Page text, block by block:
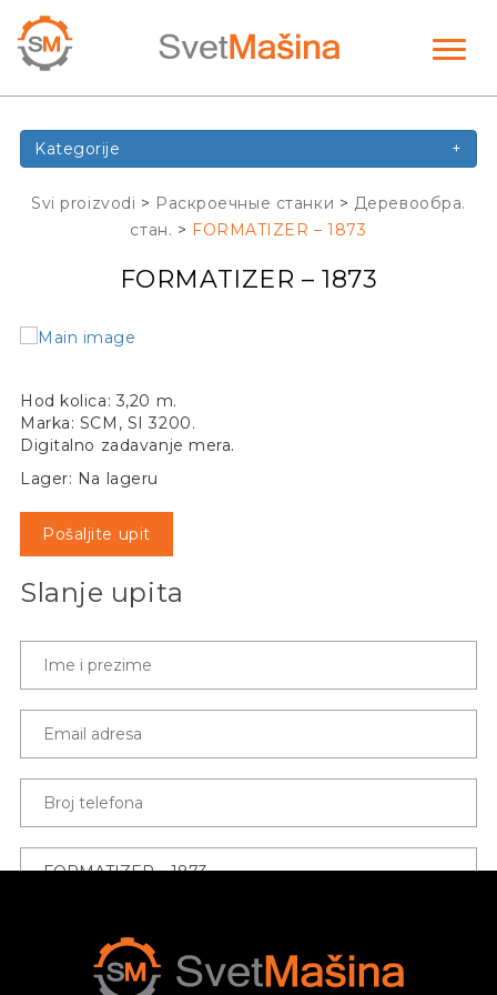
Kategorije +
Svi proizvodi > Раскроечные станки > Деревообра.
стан. > FORMATIZER – 1873
FORMATIZER – 1873
Hod kolica: 3,20 m.
Marka: SCM, SI 3200.
Digitalno zadavanje mera.
Lager: Na lageru
Pošaljite upit
Slanje upita